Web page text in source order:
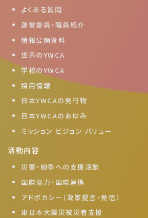
よくある質問
運営委員・職員紹介
情報公開資料
世界のYWCA
学校のYWCA
採用情報
日本YWCAの発行物
日本YWCAのあゆみ
ミッション ビジョン バリュー
活動内容
災害・紛争への支援活動
国際協力・国際連携
アドボカシー（政策提言・発信）
東日本大震災被災者支援